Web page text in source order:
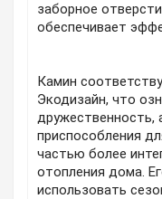
заборное
обеспечивает
Камин
Экодизайн, что
дружественность,
приспособления
частью более
отопления дома.
использовать